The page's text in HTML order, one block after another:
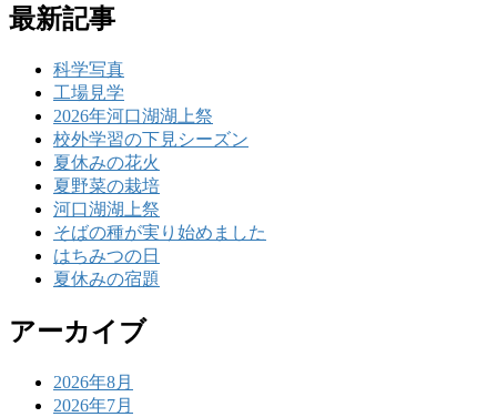
最新記事
科学写真
工場見学
2026年河口湖湖上祭
校外学習の下見シーズン
夏休みの花火
夏野菜の栽培
河口湖湖上祭
そばの種が実り始めました
はちみつの日
夏休みの宿題
アーカイブ
2026年8月
2026年7月